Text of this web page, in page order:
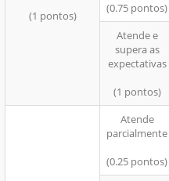
(1 pontos)
(0.75 pontos)
Atende e
supera as
expectativas
(1 pontos)
Atende
parcialmente
(0.25 pontos)